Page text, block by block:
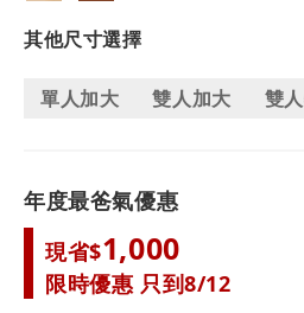
其他尺寸選擇
單人加大 雙人加大 雙
年度最爸氣優惠
現省$1,000
限時優惠 只到8/12